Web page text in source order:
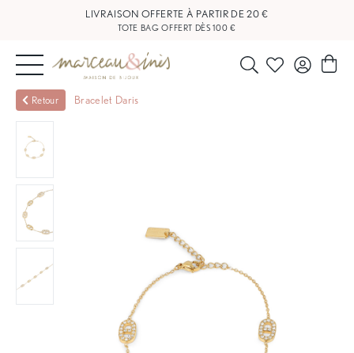
TOTE BAG OFFERT DÈS 100 €
NOUVEAUTÉS
OUTLET
BLOG
NOS
Retour Bracelet Daris